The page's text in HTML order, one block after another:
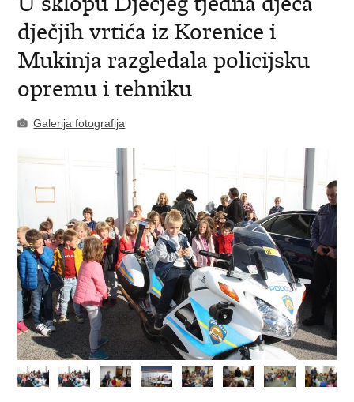
dječjih vrtića iz Korenice i
Mukinja razgledala policijsku
opremu i tehniku
Galerija fotografija